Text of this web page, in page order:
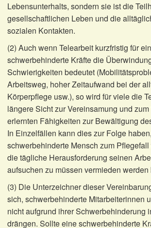
Lebensunterhalts, sondern sie ist die
gesellschaftlichen Leben und die
sozialen Kontakten.
(2) Auch wenn Telearbeit kurzfristig für
schwerbehinderte Kräfte die
Schwierigkeiten bedeutet
Arbeitsweg, hoher Zeitaufwand bei der
Körperpflege usw.), so wird für viele die
längere Sicht zur Vereinsamung und
erlernten Fähigkeiten zur Bewältigung
In Einzelfällen kann dies zur Folge
schwerbehinderte Mensch zum
die tägliche Herausforderung seinen
aufsuchen zu müssen vermieden werden
(3) Die Unterzeichner dieser
sich, schwerbehinderte Mitarbeiterinnen
nicht aufgrund ihrer Schwerbehinderung
drängen. Sollte eine schwerbehinderte